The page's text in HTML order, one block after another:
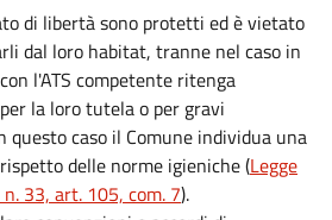
di libertà sono protetti ed è vietato
dal loro habitat, tranne nel caso in
l'ATS competente ritenga
la loro tutela o per gravi
questo caso il Comune individua una
delle norme igieniche (Legge
33, art. 105, com. 7).